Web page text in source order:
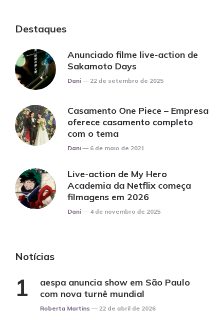
Destaques
Anunciado filme live-action de
Sakamoto Days
Posted
Dani 22 de setembro de 2025
Casamento One Piece – Empresa
oferece casamento completo
com o tema
Posted
Dani 6 de maio de 2021
Live-action de My Hero
Academia da Netflix começa
filmagens em 2026
Posted
Dani 4 de novembro de 2025
Notícias
aespa anuncia show em São Paulo
com nova turnê mundial
Posted
Roberta Martins 22 de abril de 2026